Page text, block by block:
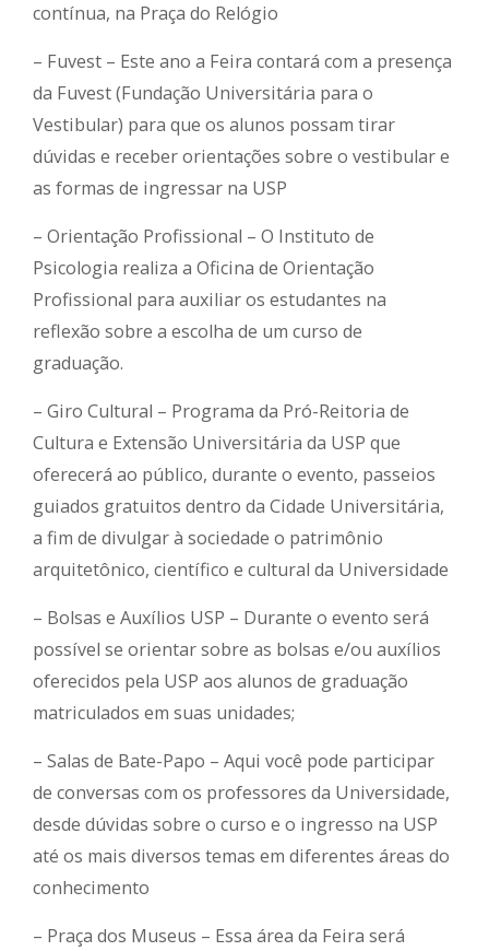
contínua, na Praça do Relógio
– Fuvest – Este ano a Feira contará com a presença
da Fuvest (Fundação Universitária para o
Vestibular) para que os alunos possam tirar
dúvidas e receber orientações sobre o vestibular e
as formas de ingressar na USP
– Orientação Profissional – O Instituto de
Psicologia realiza a Oficina de Orientação
Profissional para auxiliar os estudantes na
reflexão sobre a escolha de um curso de
graduação.
– Giro Cultural – Programa da Pró-Reitoria de
Cultura e Extensão Universitária da USP que
oferecerá ao público, durante o evento, passeios
guiados gratuitos dentro da Cidade Universitária,
a fim de divulgar à sociedade o patrimônio
arquitetônico, científico e cultural da Universidade
– Bolsas e Auxílios USP – Durante o evento será
possível se orientar sobre as bolsas e/ou auxílios
oferecidos pela USP aos alunos de graduação
matriculados em suas unidades;
– Salas de Bate-Papo – Aqui você pode participar
de conversas com os professores da Universidade,
desde dúvidas sobre o curso e o ingresso na USP
até os mais diversos temas em diferentes áreas do
conhecimento
– Praça dos Museus – Essa área da Feira será